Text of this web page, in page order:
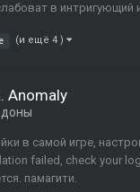
в интригующий
(и ещё 4 )
Anomaly
в самой игре,
failed, check your
памагити.